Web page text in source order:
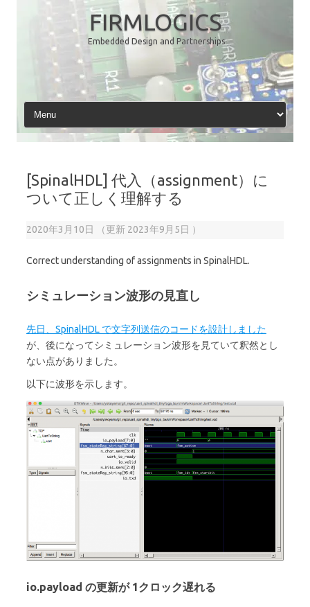
FIRMLOGICS
Embedded Design and Partnerships
[SpinalHDL] 代入（assignment）に
ついて正しく理解する
2020年3月10日 （更新 2023年9月5日 ）
Correct understanding of assignments in SpinalHDL.
シミュレーション波形の見直し
先日、SpinalHDL で文字列送信のコードを設計しました
が、後になってシミュレーション波形を見ていて釈然とし
ない点がありました。
以下に波形を示します。
io.payload の更新が 1クロック遅れる